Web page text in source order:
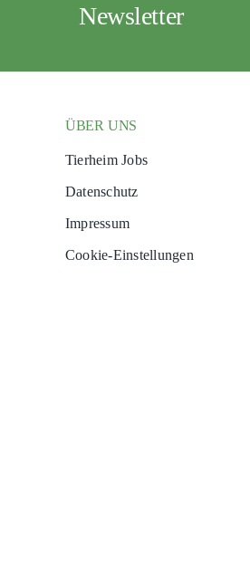
Newsletter
ÜBER UNS
Tierheim Jobs
Datenschutz
Impressum
Cookie-Einstellungen